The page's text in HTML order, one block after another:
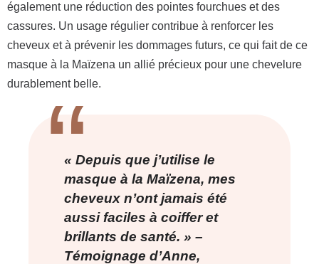
également une réduction des pointes fourchues et des
cassures. Un usage régulier contribue à renforcer les
cheveux et à prévenir les dommages futurs, ce qui fait de ce
masque à la Maïzena un allié précieux pour une chevelure
durablement belle.
« Depuis que j’utilise le
masque à la Maïzena, mes
cheveux n’ont jamais été
aussi faciles à coiffer et
brillants de santé. » –
Témoignage d’Anne,